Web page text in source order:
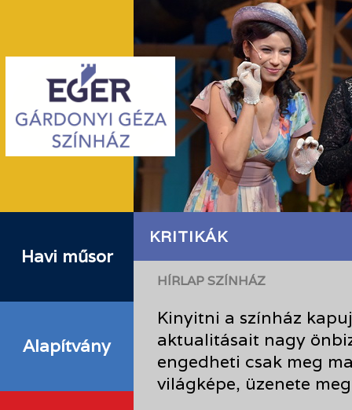
Havi műsor
Alapítvány
KRITIKÁK
HÍRLAP SZÍNHÁZ
Kinyitni a színház
aktualitásait nagy
engedheti csak meg
világképe, üzenete